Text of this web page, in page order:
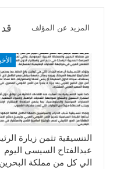
المزيد عن المؤلف
التنسيقية تثمن زيارة
عبدالفتاح السيسى اليوم
الي كل من مملكة البحرين